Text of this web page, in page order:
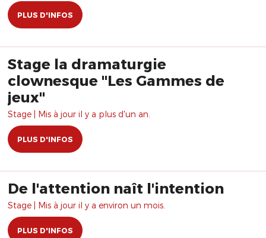
PLUS D'INFOS
Stage la dramaturgie
clownesque "Les Gammes de
jeux"
Stage | Mis à jour il y a plus d'un an.
PLUS D'INFOS
De l'attention naît l'intention
Stage | Mis à jour il y a environ un mois.
PLUS D'INFOS